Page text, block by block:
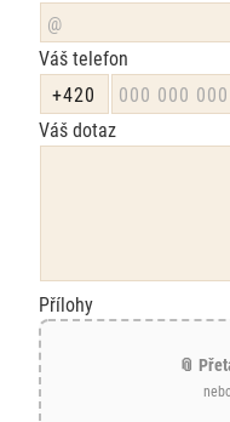
Váš telefon
Váš dotaz
Přílohy
📎